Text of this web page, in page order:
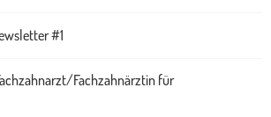
#1
Fachzahnärztin für